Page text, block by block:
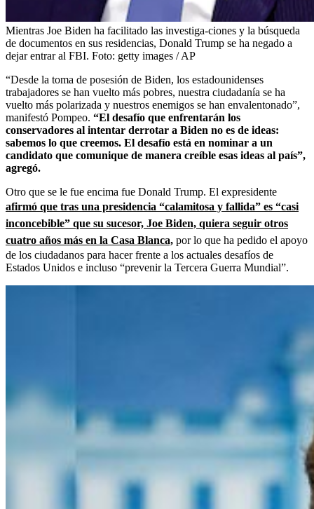
Mientras Joe Biden ha facilitado las investiga-ciones y la búsqueda
de documentos en sus residencias, Donald Trump se ha negado a
dejar entrar al FBI. Foto: getty images / AP
“Desde la toma de posesión de Biden, los estadounidenses
trabajadores se han vuelto más pobres, nuestra ciudadanía se ha
vuelto más polarizada y nuestros enemigos se han envalentonado”,
manifestó Pompeo. “El desafío que enfrentarán los
conservadores al intentar derrotar a Biden no es de ideas:
sabemos lo que creemos. El desafío está en nominar a un
candidato que comunique de manera creíble esas ideas al país”,
agregó.
Otro que se le fue encima fue Donald Trump. El expresidente
afirmó que tras una presidencia “calamitosa y fallida” es “casi
inconcebible” que su sucesor, Joe Biden, quiera seguir otros
cuatro años más en la Casa Blanca, por lo que ha pedido el apoyo
de los ciudadanos para hacer frente a los actuales desafíos de
Estados Unidos e incluso “prevenir la Tercera Guerra Mundial”.